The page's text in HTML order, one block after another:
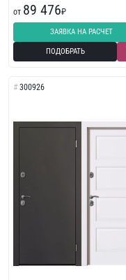
фрезеровкой
от 89 476₽
ЗАЯВКА НА РАСЧЕТ
ПОДОБРАТЬ
300926